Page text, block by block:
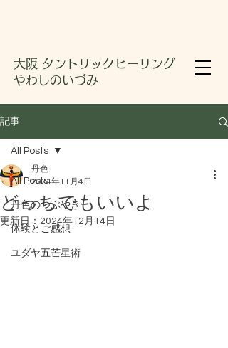
大阪 タントリックヒーリング
やわしのいづみ
記事
All Posts
丹色のつぶやき
体験とご感想
ユダヤ五芒星術
All Posts
どっちでもいいよ
丹色
2024年11月4日
更新日： 2024年12月14日